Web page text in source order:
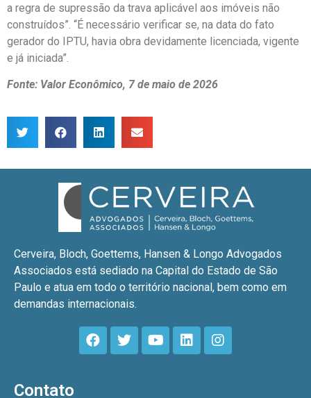
a regra de supressão da trava aplicável aos imóveis não
construídos”. “É necessário verificar se, na data do fato
gerador do IPTU, havia obra devidamente licenciada, vigente
e já iniciada”.
Fonte: Valor Econômico, 7 de maio de 2026
Cerveira, Bloch, Goettems, Hansen & Longo Advogados
Associados está sediado na Capital do Estado de São
Paulo e atua em todo o território nacional, bem como em
demandas internacionais.
Contato